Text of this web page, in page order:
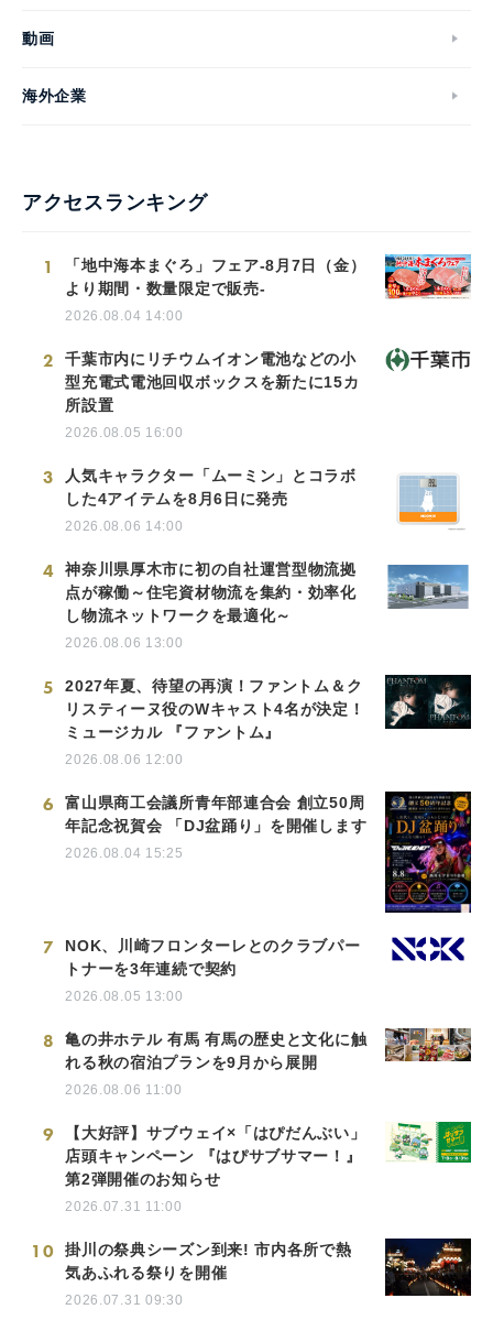
動画
海外企業
アクセスランキング
1
「地中海本まぐろ」フェア-8月7日（金）
より期間・数量限定で販売-
2026.08.04 14:00
2
千葉市内にリチウムイオン電池などの小
型充電式電池回収ボックスを新たに15カ
所設置
2026.08.05 16:00
3
人気キャラクター「ムーミン」とコラボ
した4アイテムを8月6日に発売
2026.08.06 14:00
4
神奈川県厚木市に初の自社運営型物流拠
点が稼働～住宅資材物流を集約・効率化
し物流ネットワークを最適化～
2026.08.06 13:00
5
2027年夏、待望の再演！ファントム＆ク
リスティーヌ役のWキャスト4名が決定！
ミュージカル 『ファントム』
2026.08.06 12:00
6
富山県商工会議所青年部連合会 創立50周
年記念祝賀会 「DJ盆踊り」を開催します
2026.08.04 15:25
7
NOK、川崎フロンターレとのクラブパー
トナーを3年連続で契約
2026.08.05 13:00
8
亀の井ホテル 有馬 有馬の歴史と文化に触
れる秋の宿泊プランを9月から展開
2026.08.06 11:00
9
【大好評】サブウェイ×「はぴだんぶい」
店頭キャンペーン 『はぴサブサマー！』
第2弾開催のお知らせ
2026.07.31 11:00
10
掛川の祭典シーズン到来! 市内各所で熱
気あふれる祭りを開催
2026.07.31 09:30